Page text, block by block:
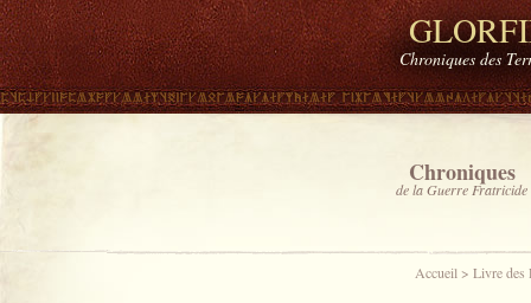
Chroniques des
Chroniques
de la Guerre Fratricide
Accueil > Livre des